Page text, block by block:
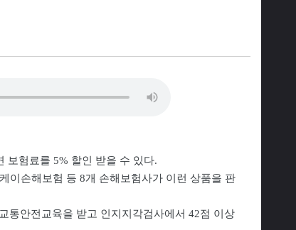
보험료를 5% 할인 받을 수 있다.
이손해보험 등 8개 손해보험사가 이런 상품을 판
통안전교육을 받고 인지지각검사에서 42점 이상